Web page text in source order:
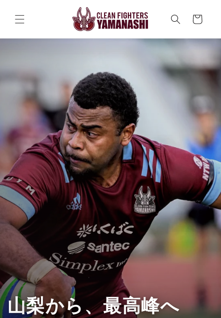
進む
ー
山梨から 、最高峰へ